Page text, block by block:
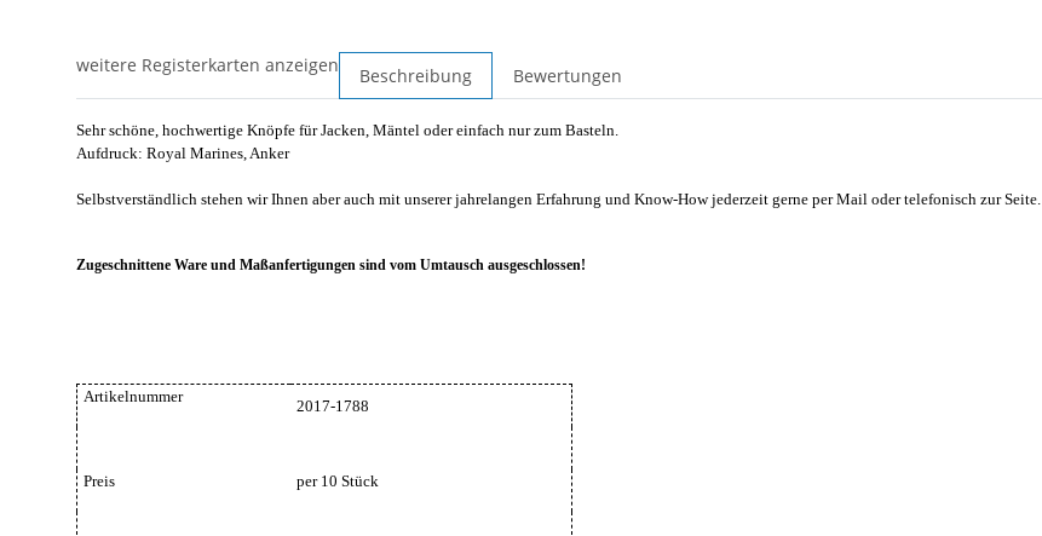
weitere Registerkarten anzeigen Beschreibung Bewertungen
Sehr schöne, hochwertige Knöpfe für Jacken, Mäntel oder einfach nur zum Basteln.
Aufdruck: Royal Marines, Anker
Selbstverständlich stehen wir Ihnen aber auch mit unserer jahrelangen Erfahrung und Know-How jederzeit gerne per Mail oder telefonisch zur Seite.
Zugeschnittene Ware und Maßanfertigungen sind vom Umtausch ausgeschlossen!
Artikelnummer
2017-1788
Preis per 10 Stück